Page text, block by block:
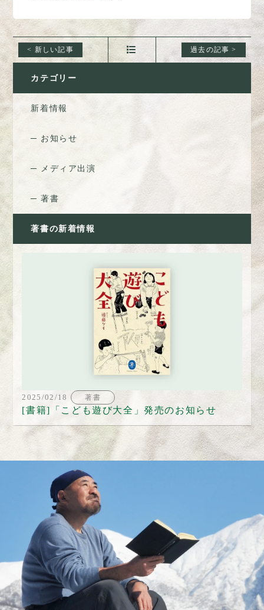
カテゴリー
新着情報
お知らせ
メディア出演
著書
著書の新着情報
2025/02/18 著書
[書籍]「こども遊び大全」発売のお知らせ